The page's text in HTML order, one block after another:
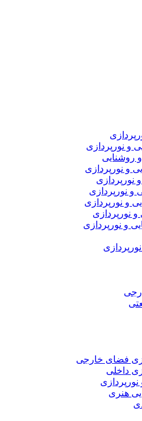
و نورپردازی
روشنایی
و نورپردازی
نورپردازی
و نورپردازی
و نورپردازی
و نورپردازی
و نورپردازی
فضای خارجی
داخلی
هنری